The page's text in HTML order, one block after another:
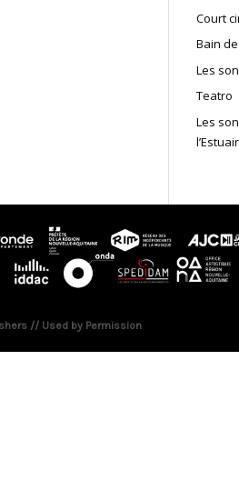
Court
Bain
Les
Teatro
Les
// Used by Permission